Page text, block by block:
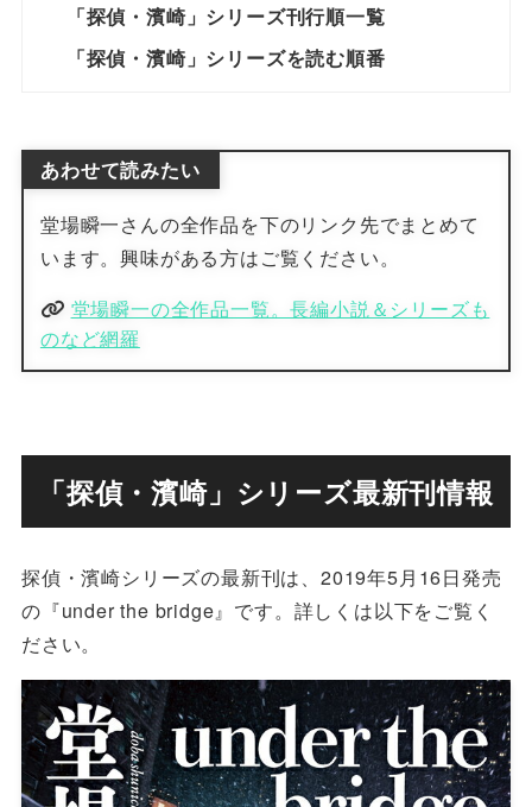
「探偵・濱崎」シリーズ刊行順一覧
「探偵・濱崎」シリーズを読む順番
あわせて読みたい
堂場瞬一さんの全作品を下のリンク先でまとめて
います。興味がある方はご覧ください。
堂場瞬一の全作品一覧。長編小説＆シリーズも
のなど網羅
「探偵・濱崎」シリーズ最新刊情報
探偵・濱崎シリーズの最新刊は、2019年5月16日発売
の『under the bridge』です。詳しくは以下をご覧く
ださい。